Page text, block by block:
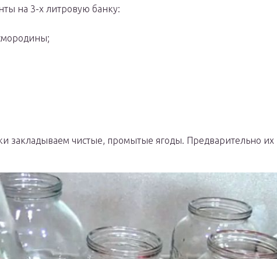
на 3-х литровую банку:
закладываем чистые, промытые ягоды. Предварительно их